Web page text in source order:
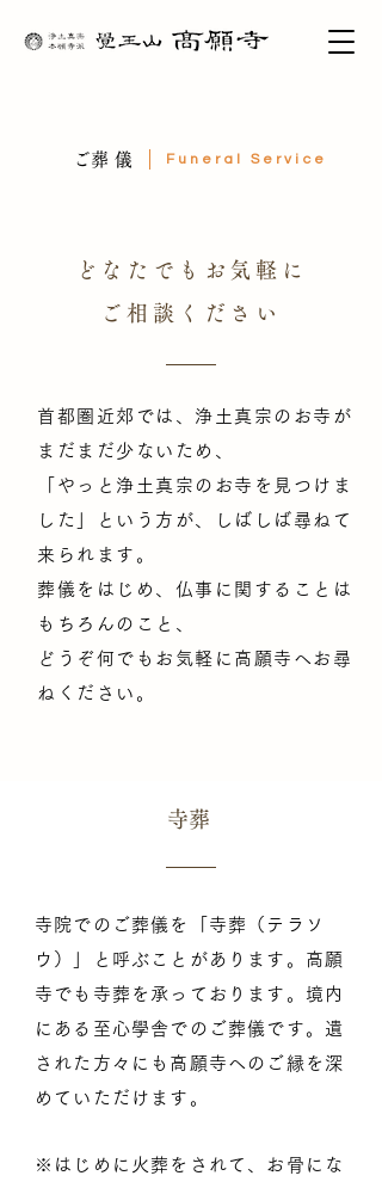
​ご葬儀 Funeral Service
どなたでもお気軽に
ご相談ください
首都圏近郊では、浄土真宗のお寺が
まだまだ少ないため、
「やっと浄土真宗のお寺を見つけま
した」という方が、しばしば尋ねて
来られます。
葬儀をはじめ、仏事に関することは
もちろんのこと、
どうぞ何でもお気軽に高願寺へお尋
ねください。
​寺葬
寺院でのご葬儀を「寺葬（テラソ
ウ）」と呼ぶことがあります。高願
寺でも寺葬を承っております。境内
にある至心學舎でのご葬儀です。遺
された方々にも高願寺へのご縁を深
めていただけます。
※はじめに火葬をされて、お骨にな